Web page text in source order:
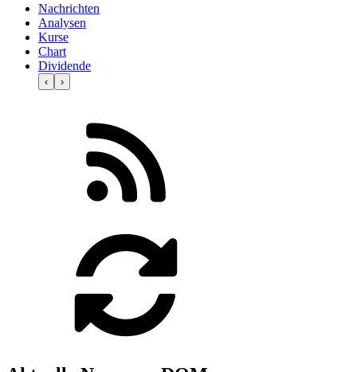
Nachrichten
Analysen
Kurse
Chart
Dividende
‹ ›